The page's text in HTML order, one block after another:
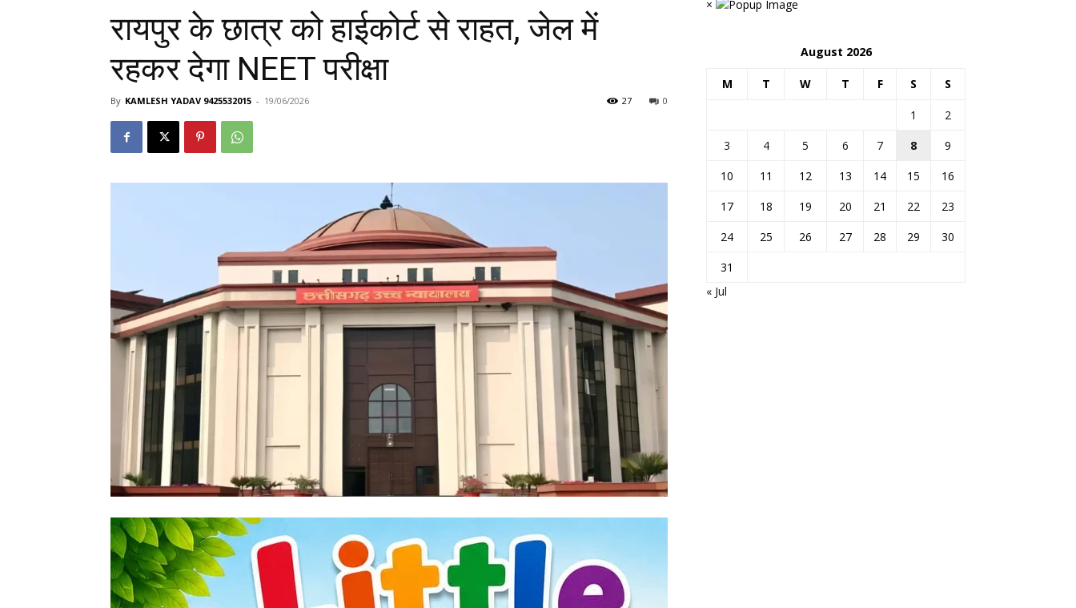
रायपुर के छात्र को हाईकोर्ट से राहत, जेल में
रहकर देगा NEET परीक्षा
By KAMLESH YADAV 9425532015 - 19/06/2026 0
27
×
August 2026
M T W T F S S
1
2
3
4 5 6 7 8
9
10
11 12 13 14 15
16
17
18 19 20 21 22
23
24
25 26 27 28 29
30
31
« Jul